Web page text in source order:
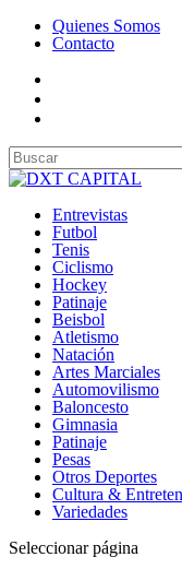
Quienes Somos
Contacto
Entrevistas
Futbol
Tenis
Ciclismo
Hockey
Patinaje
Beisbol
Atletismo
Natación
Artes Marciales
Automovilismo
Baloncesto
Gimnasia
Patinaje
Pesas
Otros Deportes
Cultura &
Variedades
Seleccionar página